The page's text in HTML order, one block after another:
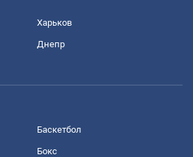
Харьков
Днепр
Баскетбол
Бокс